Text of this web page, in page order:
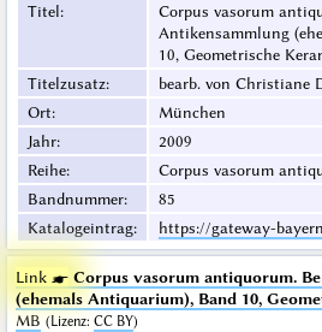
Titel:
Corpus vasorum
Antikensammlung
10, Geometrische
Titelzusatz:
bearb. von Christiane
Ort:
München
Jahr:
2009
Reihe:
Corpus vasorum
Bandnummer:
85
Katalogeintrag: https://gateway-
Link ☛ Corpus vasorum antiquorum.
(ehemals Antiquarium), Band 10,
MB (Lizenz: CC BY)